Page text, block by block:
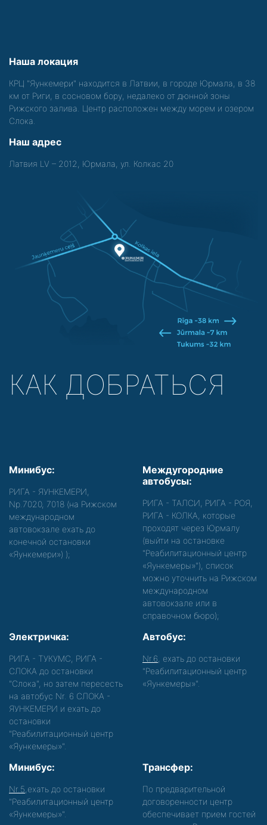
Наша локация
КРЦ "Яункемери" находится в Латвии, в городе Юрмала, в 38
км от Риги, в сосновом бору, недалеко от дюнной зоны
Рижского залива. Центр расположен между морем и озером
Слока.
Наш адрес
Латвия LV – 2012, Юрмала, ул. Колкас 20
КАК ДОБРАТЬСЯ
Минибус:
РИГА - ЯУНКЕМЕРИ,
Nр.7020, 7018 (на Рижском
международном
автовокзале ехать до
конечной остановки
«Яункемери») );
Междугородние
автобусы:
РИГА - ТАЛСИ, РИГА - РОЯ,
РИГА - КОЛКА, которые
проходят через Юрмалу
(выйти на остановке
"Реабилитационный центр
«Яункемеры»"), список
можно уточнить на Рижском
международном
автовокзале или в
справочном бюро);
Электричка:
РИГА - ТУКУМС, РИГА -
СЛОКА до остановки
"Слока", но затем пересесть
на автобус Nr. 6 СЛОКА -
ЯУНКЕМЕРИ и ехать до
остановки
"Реабилитационный центр
«Яункемеры»".
Автобус:
Nr.6 , ехать до остановки
"Реабилитационный центр
«Яункемеры»".
Минибус:
Nr.5 ,ехать до остановки
"Реабилитационный центр
«Яункемеры»".
Трансфер:
По предварительной
договоренности центр
обеспечивает прием гостей